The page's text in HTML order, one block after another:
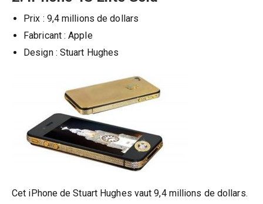
Prix ​​: 9,4 millions de dollars
Fabricant : Apple
Design : Stuart Hughes
Cet iPhone de Stuart Hughes vaut 9,4 millions de dollars.